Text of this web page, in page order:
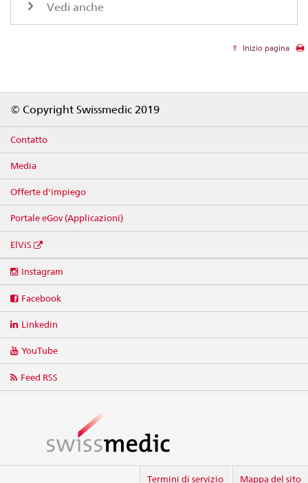
Vedi anche
Inizio pagina
© Copyright Swissmedic 2019
Contatto
Media
Offerte d'impiego
Portale eGov (Applicazioni)
ElViS
media
Instagram
Facebook
Linkedin
YouTube
Feed RSS
Termini di servizio Mappa del sito